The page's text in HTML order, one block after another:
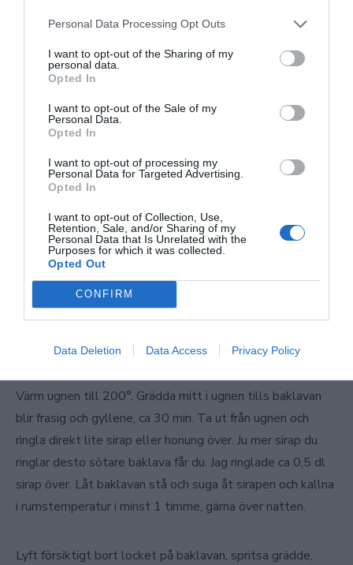
Personal Data Processing Opt Outs
I want to opt-out of the Sharing of my
personal data.
Opted In
I want to opt-out of the Sale of my
Personal Data.
Opted In
I want to opt-out of processing my
Personal Data for Targeted Advertising.
Opted In
I want to opt-out of Collection, Use,
Retention, Sale, and/or Sharing of my
Personal Data that Is Unrelated with the
Purposes for which it was collected.
Opted Out
CONFIRM
Data Deletion Data Access Privacy Policy
Skär filodegsarken till samma storlek som formen du ska
använda. Ugnsformen ska vara ca 20×30 cm. Pensla
formen med smör, lägg ett ark filodeg. Pensla filodegen
ark filodeg på varandra, pensla med smör mellan varje ark.
Strö 1 tsk mortlade kardemummakärnor över. Täck med 6
st filodegsark och pensla mellan varje ark. Nu har du
sammanlagt 12 st ark filodeg på varandra.
Bred pistagemassan jämnt över filodegen. Täck med 6 ark
filodeg, pensla med smör mellan varje ark. Strö 1 tsk
kardemumma över. Täck med ytterligare 6 ark filodeg,
pensla varje ark med smör och avsluta med att pensla
med smör på det översta arket. Skär rutor av baklavan. Du
bestämmer själv hur stora du vill ha bakelserna.
Värm ugnen till 200°. Grädda mitt i ugnen tills baklavan
blir frasig och gyllene, ca 30 min. Ta ut från ugnen och
ringla direkt lite sirap eller honung över. Ju mer sirap du
ringlar desto sötare baklava får du. Jag ringlade ca 0,5 dl
sirap över. Låt baklavan stå och suga åt sirapen och kallna
i rumstemperatur i minst 1 timme, gärna över natten.
Lyft försiktigt bort locket på baklavan, spritsa grädde,